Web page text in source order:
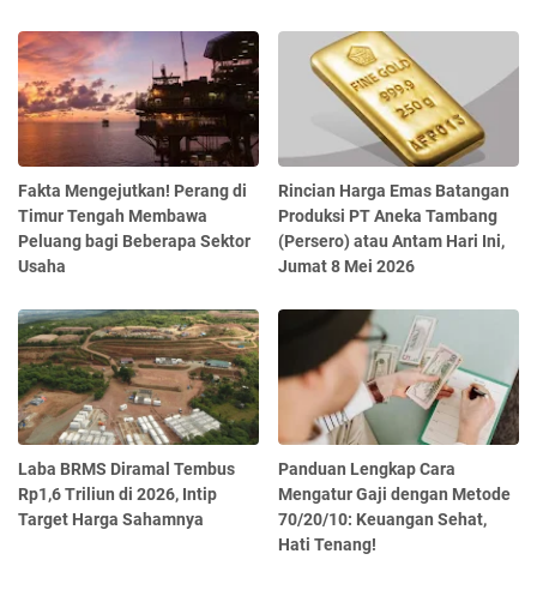
Fakta Mengejutkan! Perang di
Timur Tengah Membawa
Peluang bagi Beberapa Sektor
Usaha
Rincian Harga Emas Batangan
Produksi PT Aneka Tambang
(Persero) atau Antam Hari Ini,
Jumat 8 Mei 2026
Laba BRMS Diramal Tembus
Rp1,6 Triliun di 2026, Intip
Target Harga Sahamnya
Panduan Lengkap Cara
Mengatur Gaji dengan Metode
70/20/10: Keuangan Sehat,
Hati Tenang!